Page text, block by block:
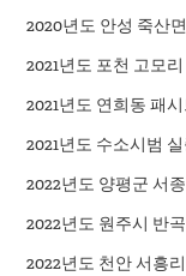
2020년도 안성 죽산
2021년도 포천 고모
2021년도 연희동 패
2021년도 수소시범
2022년도 양평군 서
2022년도 원주시 반
2022년도 천안 서흥